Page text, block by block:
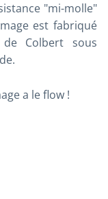
"mi-molle"
est fabriqué
Colbert sous
a le flow !